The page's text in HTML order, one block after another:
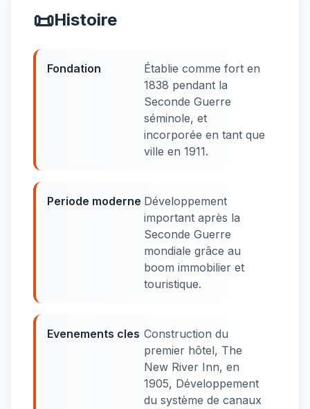
📜Histoire
Fondation
Établie comme fort en
1838 pendant la
Seconde Guerre
séminole, et
incorporée en tant que
ville en 1911.
Periode moderne Développement
important après la
Seconde Guerre
mondiale grâce au
boom immobilier et
touristique.
Evenements cles Construction du
premier hôtel, The
New River Inn, en
1905, Développement
du système de canaux